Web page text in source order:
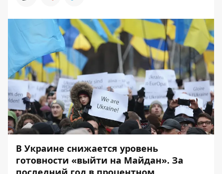
В Украине снижается уровень
готовности «выйти на Майдан». За